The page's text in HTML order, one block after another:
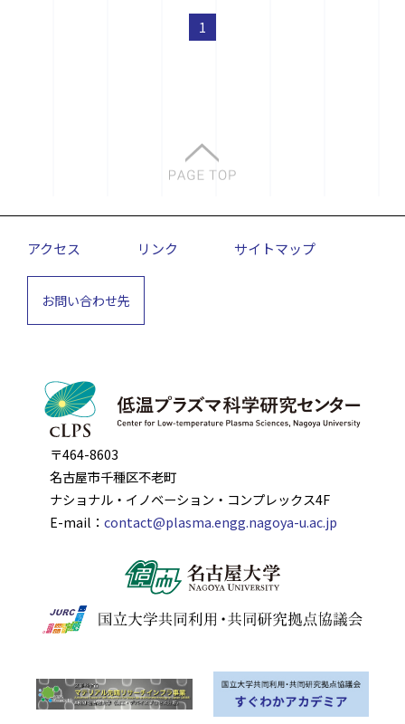
1
アクセス リンク サイトマップ
お問い合わせ先
〒464-8603
名古屋市千種区不老町
ナショナル・イノベーション・コンプレックス4F
E-mail： contact@plasma.engg.nagoya-u.ac.jp